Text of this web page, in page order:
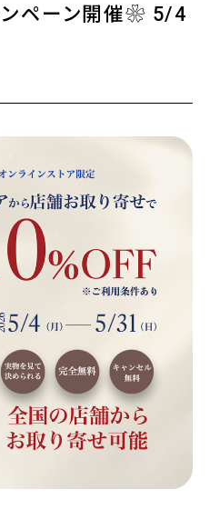
ペーン開催❀ 5/4